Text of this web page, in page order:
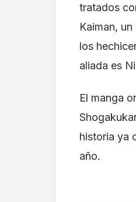
tratados
Kaiman,
los
aliada es
El manga
historia ya
año.